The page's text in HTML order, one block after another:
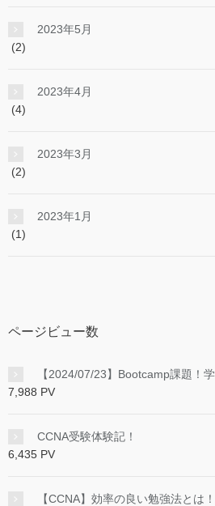
2023年5月
(2)
2023年4月
(4)
2023年3月
(2)
2023年1月
(1)
ページビュー数
【2024/07/23】Bootcamp課題！
7,988 PV
CCNA受験体験記！
6,435 PV
【CCNA】効率の良い勉強法とは